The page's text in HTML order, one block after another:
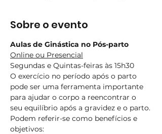
Sobre o evento
Aulas de Ginástica no Pós-parto
Online ou Presencial
Segundas e Quintas-feiras às 15h30
O exercício no período após o parto
pode ser uma ferramenta importante
para ajudar o corpo a reencontrar o
seu equilíbrio após a gravidez e o parto.
Podem referir-se como benefícios e
objetivos: